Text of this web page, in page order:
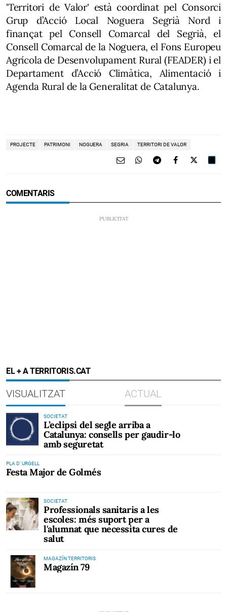
'Territori de Valor' està coordinat pel Consorci
Grup d’Acció Local Noguera Segrià Nord i
finançat pel Consell Comarcal del Segrià, el
Consell Comarcal de la Noguera, el Fons Europeu
Agrícola de Desenvolupament Rural (FEADER) i el
Departament d’Acció Climàtica, Alimentació i
Agenda Rural de la Generalitat de Catalunya.
PROJECTE PATRIMONI NOGUERA SEGRIA TERRITORI DE VALOR
COMENTARIS
EL + A TERRITORIS.CAT
VISUALITZAT ACTUAL
SOCIETAT
L’eclipsi del segle arriba a
Catalunya: consells per gaudir-lo
amb seguretat
PLA D' URGELL
Festa Major de Golmés
SOCIETAT
Professionals sanitaris a les
escoles: més suport per a
l'alumnat que necessita cures de
salut
MAGAZÍN TERRITORIS
Magazín 79